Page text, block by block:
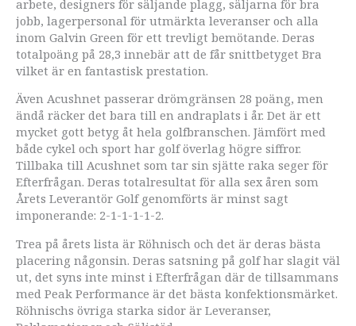
arbete, designers för säljande plagg, säljarna för bra
jobb, lagerpersonal för utmärkta leveranser och alla
inom Galvin Green för ett trevligt bemötande. Deras
totalpoäng på 28,3 innebär att de får snittbetyget Bra
vilket är en fantastisk prestation.
Även Acushnet passerar drömgränsen 28 poäng, men
ändå räcker det bara till en andraplats i år. Det är ett
mycket gott betyg åt hela golfbranschen. Jämfört med
både cykel och sport har golf överlag högre siffror.
Tillbaka till Acushnet som tar sin sjätte raka seger för
Efterfrågan. Deras totalresultat för alla sex åren som
Årets Leverantör Golf genomförts är minst sagt
imponerande: 2-1-1-1-1-2.
Trea på årets lista är Röhnisch och det är deras bästa
placering någonsin. Deras satsning på golf har slagit väl
ut, det syns inte minst i Efterfrågan där de tillsammans
med Peak Performance är det bästa konfektionsmärket.
Röhnischs övriga starka sidor är Leveranser,